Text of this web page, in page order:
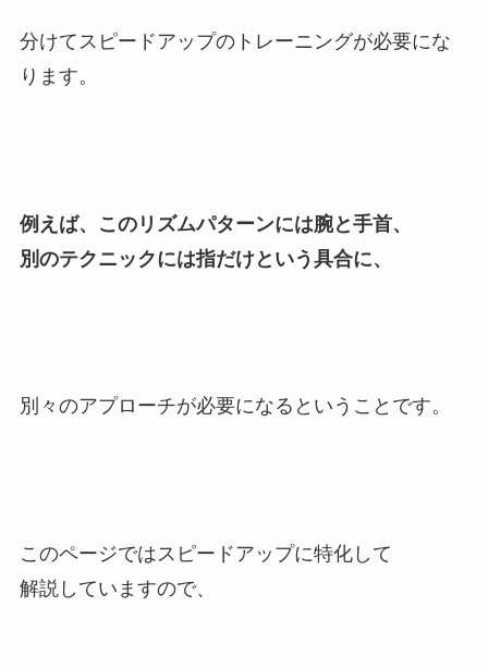
分けてスピードアップのトレーニングが必要にな
ります。
例えば、このリズムパターンには腕と手首、
別のテクニックには指だけという具合に、
別々のアプローチが必要になるということです。
このページではスピードアップに特化して
解説していますので、